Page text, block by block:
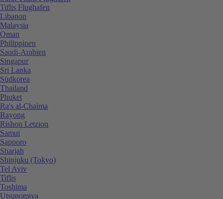
Tiflis Flughafen
Libanon
Malaysia
Oman
Philippinen
Saudi-Arabien
Singapur
Sri Lanka
Südkorea
Thailand
Phuket
Ra's al-Chaima
Rayong
Rishon Letzion
Samui
Sapporo
Sharjah
Shinjuku (Tokyo)
Tel Aviv
Tiflis
Toshima
Utsunomiya